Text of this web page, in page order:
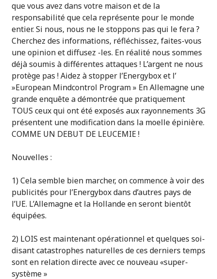
que vous avez dans votre maison et de la
responsabilité que cela représente pour le monde
entier. Si nous, nous ne le stoppons pas qui le fera ?
Cherchez des informations, réfléchissez, faites-vous
une opinion et diffusez -les. En réalité nous sommes
déjà soumis à différentes attaques ! L’argent ne nous
protège pas ! Aidez à stopper l’Energybox et l’
»European Mindcontrol Program » En Allemagne une
grande enquête a démontrée que pratiquement
TOUS ceux qui ont été exposés aux rayonnements 3G
présentent une modification dans la moelle épinière.
COMME UN DEBUT DE LEUCEMIE !
Nouvelles :
1) Cela semble bien marcher, on commence à voir des
publicités pour l’Energybox dans d’autres pays de
l’UE. L’Allemagne et la Hollande en seront bientôt
équipées.
2) LOIS est maintenant opérationnel et quelques soi-
disant catastrophes naturelles de ces derniers temps
sont en relation directe avec ce nouveau «super-
système »